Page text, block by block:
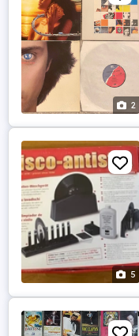
2
5